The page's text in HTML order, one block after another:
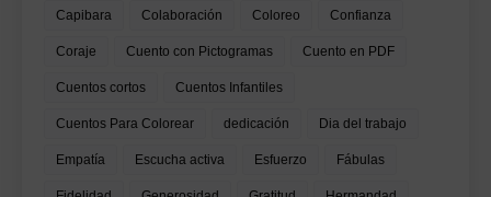
Capibara Colaboración Coloreo Confianza
Coraje Cuento con Pictogramas Cuento en PDF
Cuentos cortos Cuentos Infantiles
Cuentos Para Colorear dedicación Dia del trabajo
Empatía Escucha activa Esfuerzo Fábulas